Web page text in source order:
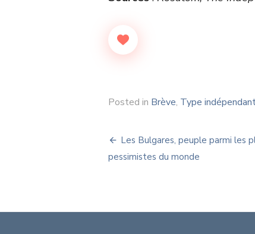
Posted in Brève, Type
Navigation
de
Les Bulgares, peuple parmi les
pessimistes du monde